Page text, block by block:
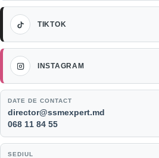
DATE DE CONTACT
Email:
director@ssmexpert.md
Telefon:
068 11 84 55
TIKTOK
TikTok
SEDIUL
INSTAGRAM
Instagram